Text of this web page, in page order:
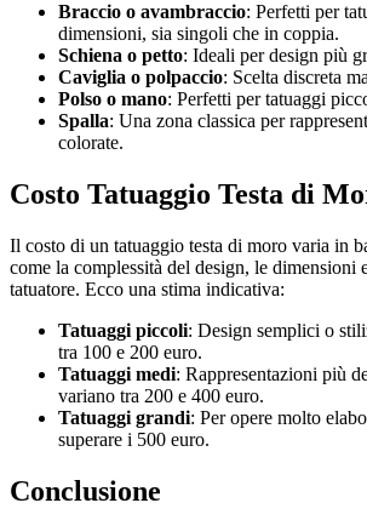
Braccio o avambraccio: Perfetti per
dimensioni, sia singoli che in coppia.
Schiena o petto: Ideali per design più
Caviglia o polpaccio: Scelta discreta
Polso o mano: Perfetti per tatuaggi
Spalla: Una zona classica per
colorate.
Costo Tatuaggio Testa di
Il costo di un tatuaggio testa di moro varia in
come la complessità del design, le dimensioni
tatuatore. Ecco una stima indicativa:
Tatuaggi piccoli: Design semplici o
tra 100 e 200 euro.
Tatuaggi medi: Rappresentazioni più
variano tra 200 e 400 euro.
Tatuaggi grandi: Per opere molto
superare i 500 euro.
Conclusione